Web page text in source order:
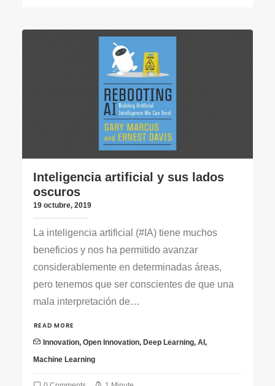
Inteligencia artificial y sus lados
oscuros
19 octubre, 2019
La inteligencia artificial (#IA) tiene muchos
beneficios y nos ha permitido avanzar
considerablemente en determinadas áreas,
pero tenemos que ser conscientes de que una
mala interpretación de…
READ MORE
Innovation, Open Innovation, Deep Learning, AI ,
Machine Learning